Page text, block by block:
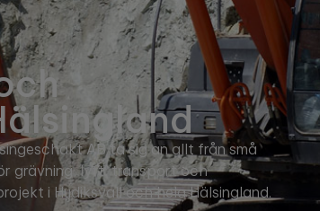
AB ta sig an allt från små
grävning, lyft, transport och
i Hudiksvall och hela Hälsingland.